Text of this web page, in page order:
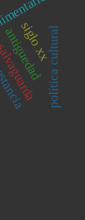
antiguedadpolítica cultural
siglo xx